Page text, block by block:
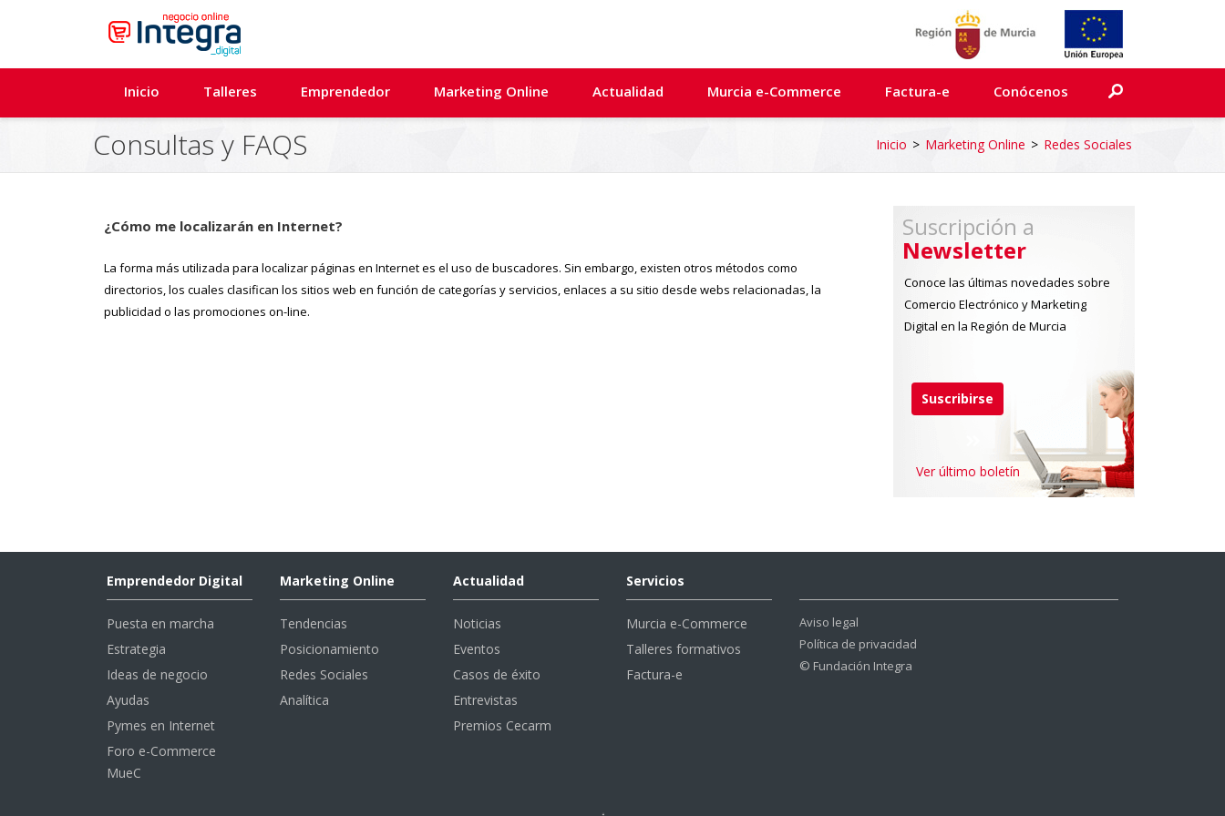
Inicio Talleres Emprendedor Marketing Online Actualidad Murcia e-Commerce Factura-e Conócenos
Consultas y FAQS Inicio > Marketing Online > Redes Sociales
¿Cómo me localizarán en Internet?
La forma más utilizada para localizar páginas en Internet es el uso de buscadores. Sin embargo, existen otros métodos como
directorios, los cuales clasifican los sitios web en función de categorías y servicios, enlaces a su sitio desde webs relacionadas, la
publicidad o las promociones on-line.
Suscripción a
Newsletter
Conoce las últimas novedades sobre
Comercio Electrónico y Marketing
Digital en la Región de Murcia
Suscribirse
Ver último boletín
Emprendedor Digital
Puesta en marcha
Estrategia
Ideas de negocio
Ayudas
Pymes en Internet
Foro e-Commerce
MueC
Marketing Online
Tendencias
Posicionamiento
Redes Sociales
Analítica
Actualidad
Noticias
Eventos
Casos de éxito
Entrevistas
Premios Cecarm
Servicios
Murcia e-Commerce
Talleres formativos
Factura-e
Aviso legal
Política de privacidad
© Fundación Integra